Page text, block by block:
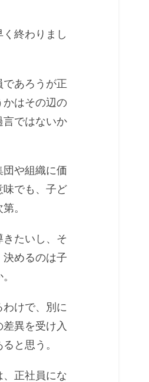
終わりまし
あろうが正
はその辺の
言ではないか
や組織に価
でも、子ど
。
たいし、そ
めるのは子
けで、別に
異を受け入
と思う。
正社員にな